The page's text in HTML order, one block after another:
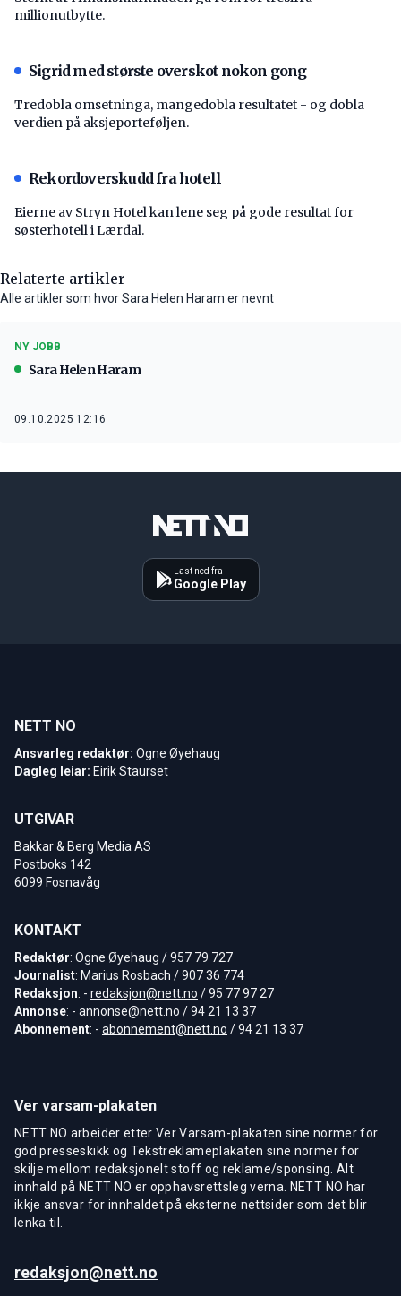
millionutbytte.
Sigrid med største overskot nokon gong
Tredobla omsetninga, mangedobla resultatet - og dobla
verdien på aksjeporteføljen.
Rekordoverskudd fra hotell
Eierne av Stryn Hotel kan lene seg på gode resultat for
søsterhotell i Lærdal.
Relaterte artikler
Alle artikler som hvor Sara Helen Haram er nevnt
NY JOBB
Sara Helen Haram
09.10.2025 12:16
Last ned fra
Google Play
NETT NO
Ansvarleg redaktør: Ogne Øyehaug
Dagleg leiar: Eirik Staurset
UTGIVAR
Bakkar & Berg Media AS
Postboks 142
6099 Fosnavåg
KONTAKT
Redaktør: Ogne Øyehaug / 957 79 727
Journalist: Marius Rosbach / 907 36 774
Redaksjon: - redaksjon@nett.no / 95 77 97 27
Annonse: - annonse@nett.no / 94 21 13 37
Abonnement: - abonnement@nett.no / 94 21 13 37
Ver varsam-plakaten
NETT NO arbeider etter Ver Varsam-plakaten sine normer for
god presseskikk og Tekstreklameplakaten sine normer for
skilje mellom redaksjonelt stoff og reklame/sponsing. Alt
innhald på NETT NO er opphavsrettsleg verna. NETT NO har
ikkje ansvar for innhaldet på eksterne nettsider som det blir
lenka til.
redaksjon@nett.no